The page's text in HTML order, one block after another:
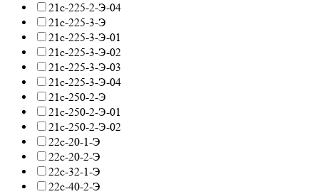
21с-225-2-Э-04
21с-225-3-Э
21с-225-3-Э-01
21с-225-3-Э-02
21с-225-3-Э-03
21с-225-3-Э-04
21с-250-2-Э
21с-250-2-Э-01
21с-250-2-Э-02
22с-20-1-Э
22с-20-2-Э
22с-32-1-Э
22с-40-2-Э